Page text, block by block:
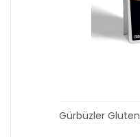
Gürbüzler